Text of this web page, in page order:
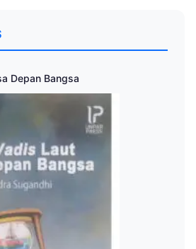
Depan Bangsa